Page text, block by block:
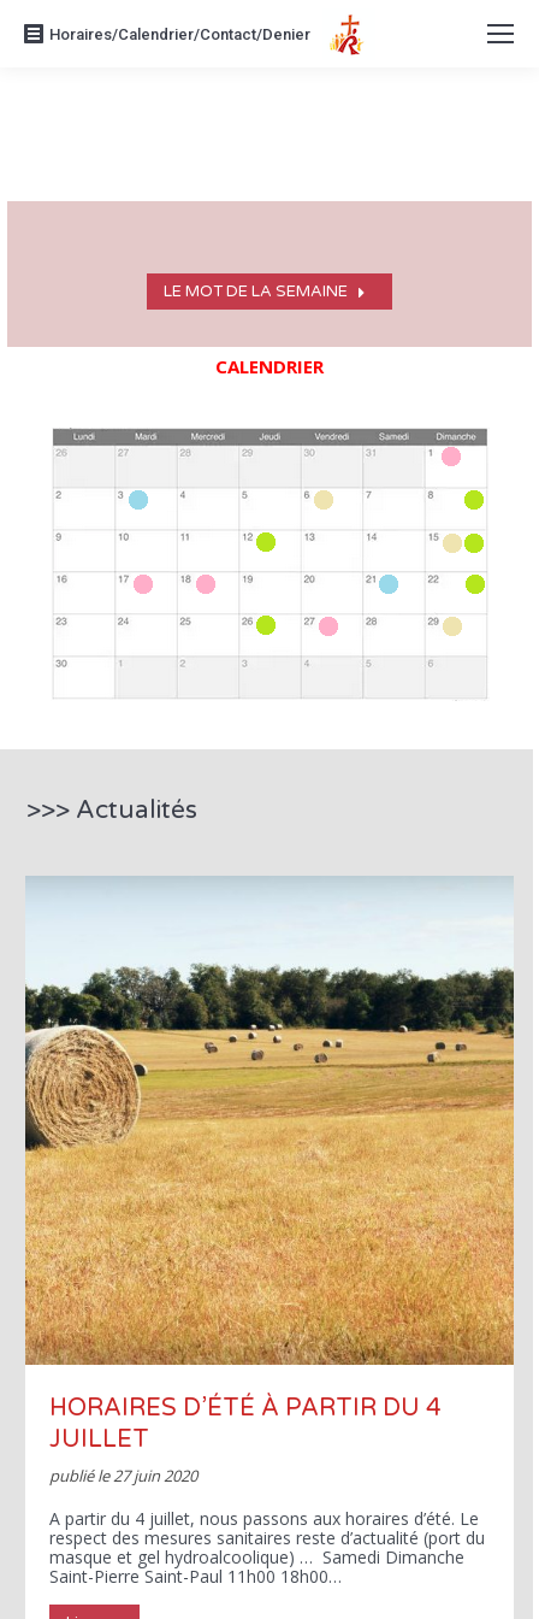
Horaires/Calendrier/Contact/Denier
LE MOT DE LA SEMAINE
CALENDRIER
>>> Actualités
HORAIRES D’ÉTÉ À PARTIR DU 4
JUILLET
publié le27 juin 2020
A partir du 4 juillet, nous passons aux horaires d’été. Le
respect des mesures sanitaires reste d’actualité (port du
masque et gel hydroalcoolique) … Samedi Dimanche
Saint-Pierre Saint-Paul 11h00 18h00…